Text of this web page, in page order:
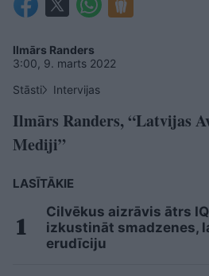
Ilmārs Randers
3:00, 9. marts 2022
Stāsti
Intervijas
Ilmārs Randers, “Latvijas
Mediji”
LASĪTĀKIE
Cilvēkus aizrāvis ātrs
izkustināt smadzenes,
erudīciju